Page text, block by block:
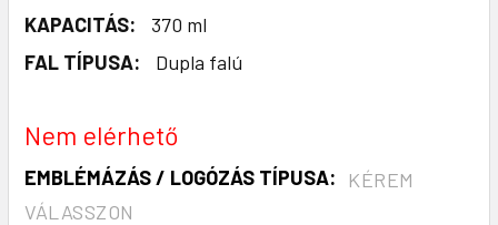
KAPACITÁS:
370 ml
FAL TÍPUSA:
Dupla falú
Nem elérhető
EMBLÉMÁZÁS / LOGÓZÁS TÍPUSA:
KÉREM
VÁLASSZON